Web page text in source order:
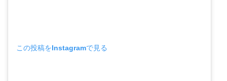
この投稿をInstagramで見る